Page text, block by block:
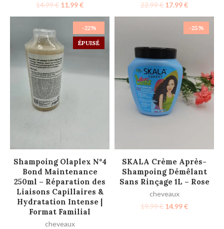
14.99€ 11.99€
22.99€ 17.99€
-22%
ÉPUISÉ
LIRE LA SUITE
Shampoing Olaplex Nº4
Bond Maintenance
250ml – Réparation des
Liaisons Capillaires &
Hydratation Intense |
Format Familial
cheveaux
-25%
AJOUTER AU PANIER
SKALA Crème Après-
Shampoing Démêlant
Sans Rinçage 1L – Rose
cheveaux
19.99€ 14.99€